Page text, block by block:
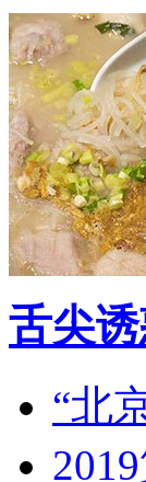
舌尖
“北